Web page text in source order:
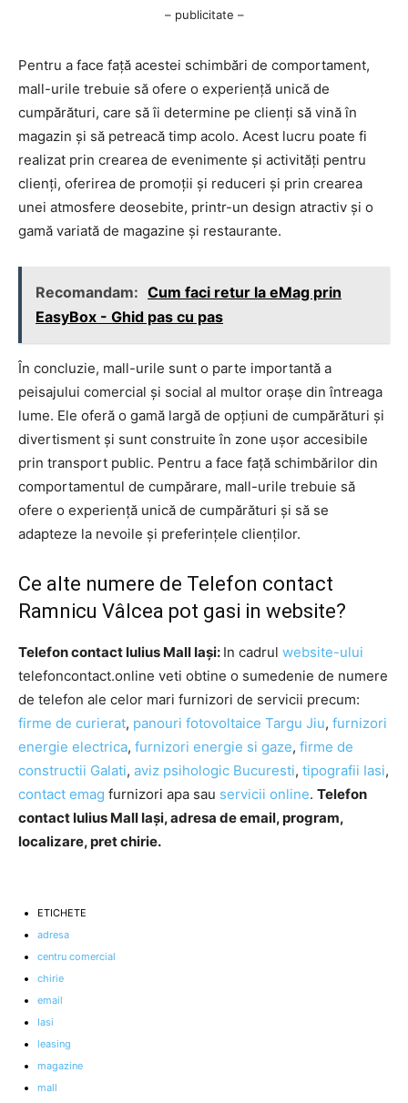
– publicitate –
Pentru a face față acestei schimbări de comportament,
mall-urile trebuie să ofere o experiență unică de
cumpărături, care să îi determine pe clienți să vină în
magazin și să petreacă timp acolo. Acest lucru poate fi
realizat prin crearea de evenimente și activități pentru
clienți, oferirea de promoții și reduceri și prin crearea
unei atmosfere deosebite, printr-un design atractiv și o
gamă variată de magazine și restaurante.
Recomandam: Cum faci retur la eMag prin
EasyBox - Ghid pas cu pas
În concluzie, mall-urile sunt o parte importantă a
peisajului comercial și social al multor orașe din întreaga
lume. Ele oferă o gamă largă de opțiuni de cumpărături și
divertisment și sunt construite în zone ușor accesibile
prin transport public. Pentru a face față schimbărilor din
comportamentul de cumpărare, mall-urile trebuie să
ofere o experiență unică de cumpărături și să se
adapteze la nevoile și preferințele clienților.
Ce alte numere de Telefon contact
Ramnicu Vâlcea pot gasi in website?
Telefon contact Iulius Mall Iași: In cadrul website-ului
telefoncontact.online veti obtine o sumedenie de numere
de telefon ale celor mari furnizori de servicii precum:
firme de curierat, panouri fotovoltaice Targu Jiu, furnizori
energie electrica, furnizori energie si gaze, firme de
constructii Galati, aviz psihologic Bucuresti, tipografii Iasi,
contact emag furnizori apa sau servicii online. Telefon
contact Iulius Mall Iași, adresa de email, program,
localizare, pret chirie.
ETICHETE
adresa
centru comercial
chirie
email
Iasi
leasing
magazine
mall